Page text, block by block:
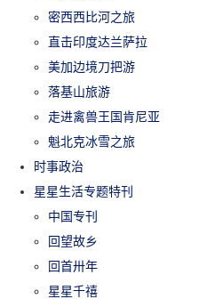
密西西比河之旅
直击印度达兰萨拉
美加边境刀把游
落基山旅游
走进禽兽王国肯尼亚
魁北克冰雪之旅
时事政治
星星生活专题特刊
中国专刊
回望故乡
回首卅年
星星千禧